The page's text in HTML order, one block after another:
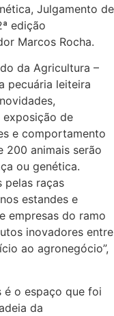
Julgamento de
edição
Marcos Rocha.
da Agricultura –
pecuária leiteira
de
e comportamento
200 animais serão
ou genética.
pelas raças
estandes e
empresas do ramo
inovadores entre
ao agronegócio”,
é o espaço que foi
da